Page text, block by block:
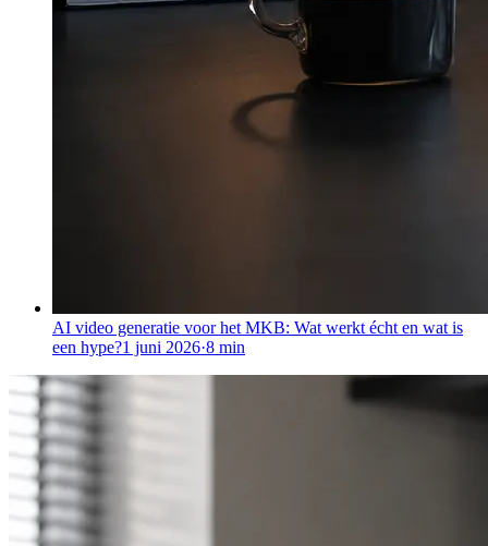
AI video generatie voor het MKB: Wat werkt écht en wat is
een hype?1 juni 2026·8 min